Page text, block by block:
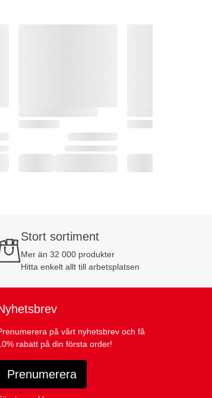
Stort sortiment
Mer än 32 000 produkter
Hitta enkelt allt till arbetsplatsen
på vårt nyhetsbrev och få
rabatt på din första order!
Prenumerera